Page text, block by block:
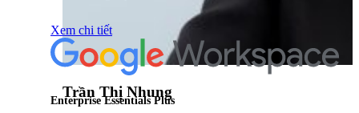
Trần Thị Nhung
Xem chi tiết
Enterprise Essentials Plus